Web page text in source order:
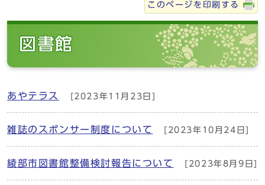
このページを印刷する
図書館
あやテラス [2023年11月23日]
雑誌のスポンサー制度について [2023年10月24日]
綾部市図書館整備検討報告について [2023年8月9日]